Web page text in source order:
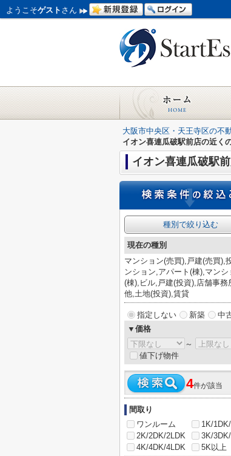
ようこそゲスト さん
大阪市中央区・天王寺区の不
イオン喜連瓜破駅前店の近く
イオン喜連瓜破駅
種別で絞り込む
現在の種別
マンション(売買),戸建(売買),
ンション,アパート(棟),マンシ
(棟),ビル,戸建(投資),店舗事務
他,土地(投資),賃貸
指定しない 新築
中
▼価格
～
値下げ物件
4件が該当
間取り
ワンルーム
1K/
2K/2DK/2LDK
3K/
4K/4DK/4LDK
5K以上